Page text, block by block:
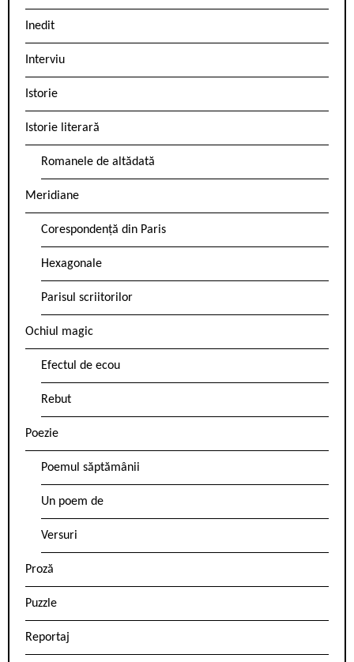
Inedit
Interviu
Istorie
Istorie literară
Romanele de altădată
Meridiane
Corespondență din Paris
Hexagonale
Parisul scriitorilor
Ochiul magic
Efectul de ecou
Rebut
Poezie
Poemul săptămânii
Un poem de
Versuri
Proză
Puzzle
Reportaj